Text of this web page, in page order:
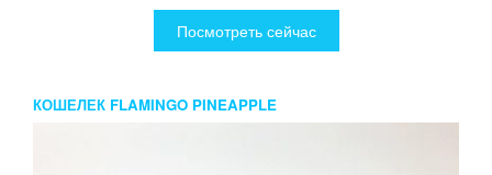
Посмотреть сейчас
КОШЕЛЕК FLAMINGO PINEAPPLE